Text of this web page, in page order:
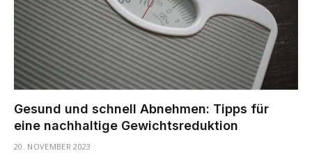
Gesund und schnell Abnehmen: Tipps für
eine nachhaltige Gewichtsreduktion
20. NOVEMBER 2023